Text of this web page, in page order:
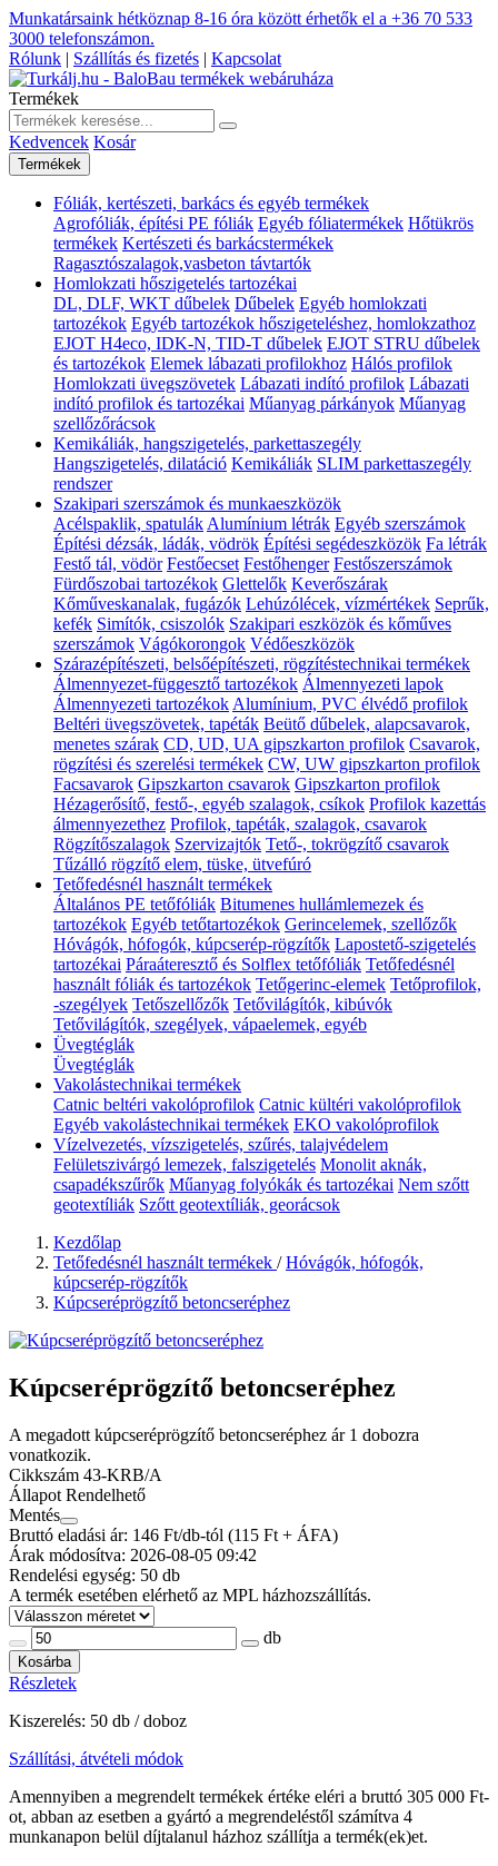
Munkatársaink hétköznap 8-16 óra között érhetők el a +36 70 533
3000 telefonszámon.
Rólunk | Szállítás és fizetés | Kapcsolat
Termékek
Kedvencek Kosár
Termékek
Fóliák, kertészeti, barkács és egyéb termékek
Agrofóliák, építési PE fóliák Egyéb fóliatermékek Hőtükrös
termékek Kertészeti és barkácstermékek
Ragasztószalagok,vasbeton távtartók
Homlokzati hőszigetelés tartozékai
DL, DLF, WKT dűbelek Dűbelek Egyéb homlokzati
tartozékok Egyéb tartozékok hőszigeteléshez, homlokzathoz
EJOT H4eco, IDK-N, TID-T dűbelek EJOT STRU dűbelek
és tartozékok Elemek lábazati profilokhoz Hálós profilok
Homlokzati üvegszövetek Lábazati indító profilok Lábazati
indító profilok és tartozékai Műanyag párkányok Műanyag
szellőzőrácsok
Kemikáliák, hangszigetelés, parkettaszegély
Hangszigetelés, dilatáció Kemikáliák SLIM parkettaszegély
rendszer
Szakipari szerszámok és munkaeszközök
Acélspaklik, spatulák Alumínium létrák Egyéb szerszámok
Építési dézsák, ládák, vödrök Építési segédeszközök Fa létrák
Festő tál, vödör Festőecset Festőhenger Festőszerszámok
Fürdőszobai tartozékok Glettelők Keverőszárak
Kőműveskanalak, fugázók Lehúzólécek, vízmértékek Seprűk,
kefék Simítók, csiszolók Szakipari eszközök és kőműves
szerszámok Vágókorongok Védőeszközök
Szárazépítészeti, belsőépítészeti, rögzítéstechnikai termékek
Álmennyezet-függesztő tartozékok Álmennyezeti lapok
Álmennyezeti tartozékok Alumínium, PVC élvédő profilok
Beltéri üvegszövetek, tapéták Beütő dűbelek, alapcsavarok,
menetes szárak CD, UD, UA gipszkarton profilok Csavarok,
rögzítési és szerelési termékek CW, UW gipszkarton profilok
Facsavarok Gipszkarton csavarok Gipszkarton profilok
Hézagerősítő, festő-, egyéb szalagok, csíkok Profilok kazettás
álmennyezethez Profilok, tapéták, szalagok, csavarok
Rögzítőszalagok Szervizajtók Tető-, tokrögzítő csavarok
Tűzálló rögzítő elem, tüske, ütvefúró
Tetőfedésnél használt termékek
Általános PE tetőfóliák Bitumenes hullámlemezek és
tartozékok Egyéb tetőtartozékok Gerincelemek, szellőzők
Hóvágók, hófogók, kúpcserép-rögzítők Lapostető-szigetelés
tartozékai Páraáteresztő és Solflex tetőfóliák Tetőfedésnél
használt fóliák és tartozékok Tetőgerinc-elemek Tetőprofilok,
-szegélyek Tetőszellőzők Tetővilágítók, kibúvók
Tetővilágítók, szegélyek, vápaelemek, egyéb
Üvegtéglák
Üvegtéglák
Vakolástechnikai termékek
Catnic beltéri vakolóprofilok Catnic kültéri vakolóprofilok
Egyéb vakolástechnikai termékek EKO vakolóprofilok
Vízelvezetés, vízszigetelés, szűrés, talajvédelem
Felületszivárgó lemezek, falszigetelés Monolit aknák,
csapadékszűrők Műanyag folyókák és tartozékai Nem szőtt
geotextíliák Szőtt geotextíliák, georácsok
Kezdőlap
Tetőfedésnél használt termékek /Hóvágók, hófogók,
kúpcserép-rögzítők
Kúpcseréprögzítő betoncseréphez
Kúpcseréprögzítő betoncseréphez
A megadott kúpcseréprögzítő betoncseréphez ár 1 dobozra
vonatkozik.
Cikkszám 43-KRB/A
Állapot Rendelhető
Mentés
Bruttó eladási ár: 146 Ft/db-tól (115 Ft + ÁFA)
Árak módosítva: 2026-08-05 09:42
Rendelési egység: 50 db
A termék esetében elérhető az MPL házhozszállítás.
db
Kosárba
Részletek
Kiszerelés: 50 db / doboz
Szállítási, átvételi módok
Amennyiben a megrendelt termékek értéke eléri a bruttó 305 000 Ft-
ot, abban az esetben a gyártó a megrendeléstől számítva 4
munkanapon belül díjtalanul házhoz szállítja a termék(ek)et.